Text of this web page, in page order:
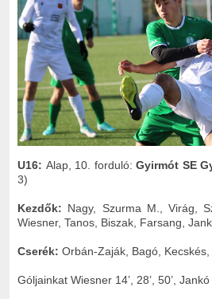
U16: Alap, 10. forduló: Gyirmót SE
3)
Kezdők: Nagy, Szurma M., Virág,
Wiesner, Tanos, Biszak, Farsang,
Cserék: Orbán-Zaják, Bagó,
Góljainkat Wiesner 14’, 28’, 50’, Jankó